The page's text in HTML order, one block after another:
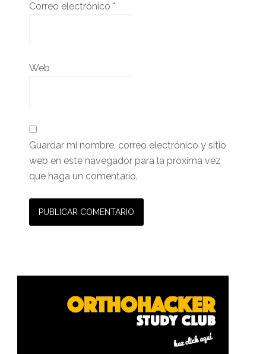
Correo electrónico *
Web
Guardar mi nombre, correo electrónico y sitio
web en este navegador para la próxima vez
que haga un comentario.
Barra
primaria